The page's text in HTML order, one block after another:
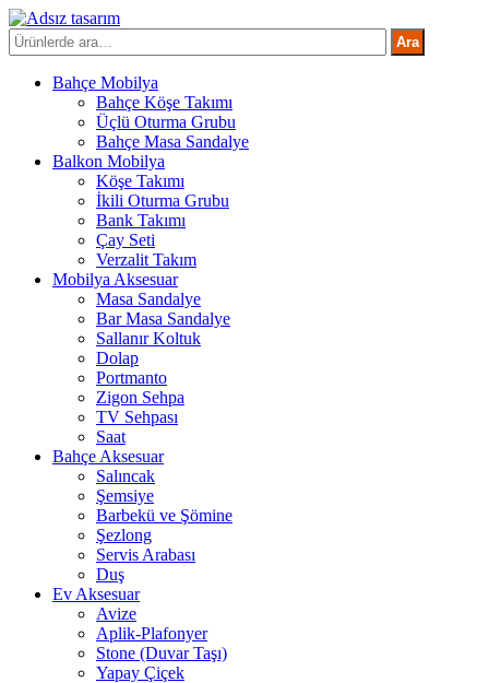
İçeriğe
atla
Ara: Ara
Bahçe Mobilya
Bahçe Köşe Takımı
Üçlü Oturma Grubu
Bahçe Masa Sandalye
Balkon Mobilya
Köşe Takımı
İkili Oturma Grubu
Bank Takımı
Çay Seti
Verzalit Takım
Mobilya Aksesuar
Masa Sandalye
Bar Masa Sandalye
Sallanır Koltuk
Dolap
Portmanto
Zigon Sehpa
TV Sehpası
Saat
Bahçe Aksesuar
Salıncak
Şemsiye
Barbekü ve Şömine
Şezlong
Servis Arabası
Duş
Ev Aksesuar
Avize
Aplik-Plafonyer
Stone (Duvar Taşı)
Yapay Çiçek